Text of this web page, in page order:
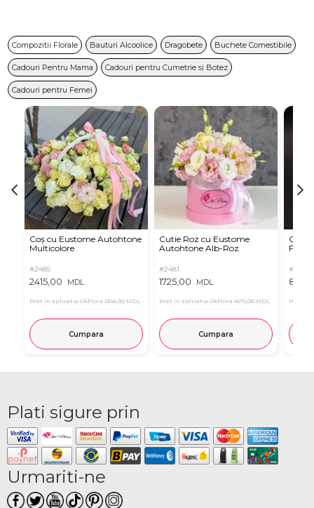
Compozitii Florale Bauturi Alcoolice Dragobete Buchete Comestibile
Cadouri Pentru Mama Cadouri pentru Cumetrie si Botez
Cadouri pentru Femei
Coș cu Eustome Autohtone
Multicolore
#2485
2415,00 MDL
Pret in aplicatia OkFlora 2345,00 MDL
Cumpara
Cutie Roz cu Eustome
Autohtone Alb-Roz
#2481
1725,00 MDL
Pret in aplicatia OkFlora 1675,00 MDL
Cumpara
Cutie
#2854
Pret in
Plati sigure prin
Urmariti-ne